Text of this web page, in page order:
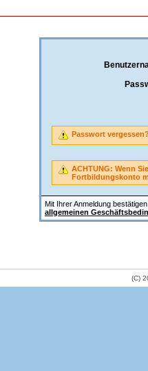
Mit Ihrer Anmeldung
allgemeinen
Passwort
ACHTUNG: Wenn
Fortbildungskonto
(C)